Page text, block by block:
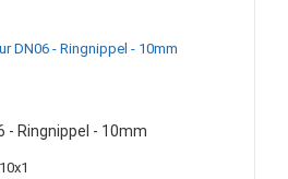
- Ringnippel - 10mm